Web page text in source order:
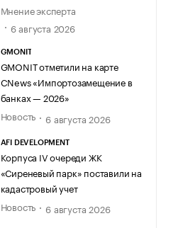
Мнение эксперта
6 августа 2026
GMONIT
GMONIT отметили на карте
CNews «Импортозамещение в
банках — 2026»
Новость
6 августа 2026
AFI DEVELOPMENT
Корпуса IV очереди ЖК
«Сиреневый парк» поставили на
кадастровый учет
Новость
6 августа 2026